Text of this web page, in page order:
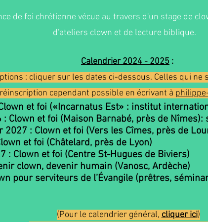
de foi chrétienne vécue au travers d'un stage de
d'ateliers clown et de lecture biblique.
Calendrier 2024 - 2025 :
: cliquer sur les dates ci-dessous. Celles qui ne
cependant possible en écrivant à
et foi («Incarnatus Est» : institut
Clown et foi (Maison Barnabé, près de
: Clown et foi (Vers les Cîmes, près de
et foi (Châtelard, près de Lyon)
: Clown et foi (Centre St-Hugues de Biviers)
clown, devenir humain (Vanosc, Ardèche)
pour serviteurs de l’Évangile (prêtres,
(Pour le calendrier général, cliquer ici)